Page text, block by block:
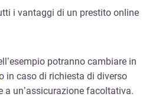
i vantaggi di un prestito online
potranno cambiare in
in caso di richiesta di diverso
un’assicurazione facoltativa.